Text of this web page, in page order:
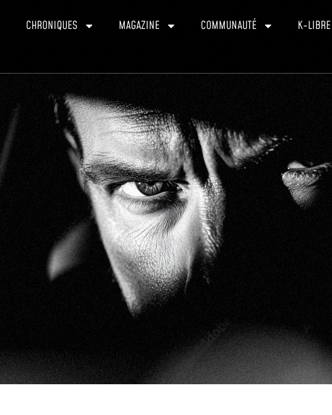
CHRONIQUES MAGAZINE COMMUNAUTÉ K-LIBRE